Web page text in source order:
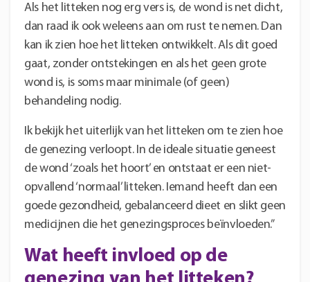
Als het litteken nog erg vers is, de wond is net dicht,
dan raad ik ook weleens aan om rust te nemen. Dan
kan ik zien hoe het litteken ontwikkelt. Als dit goed
gaat, zonder ontstekingen en als het geen grote
wond is, is soms maar minimale (of geen)
behandeling nodig.
Ik bekijk het uiterlijk van het litteken om te zien hoe
de genezing verloopt. In de ideale situatie geneest
de wond ‘zoals het hoort’ en ontstaat er een niet-
opvallend ‘normaal’ litteken. Iemand heeft dan een
goede gezondheid, gebalanceerd dieet en slikt geen
medicijnen die het genezingsproces beïnvloeden.”
Wat heeft invloed op de